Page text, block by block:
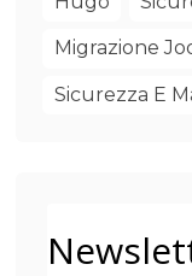
Migrazione
Sicurezza E